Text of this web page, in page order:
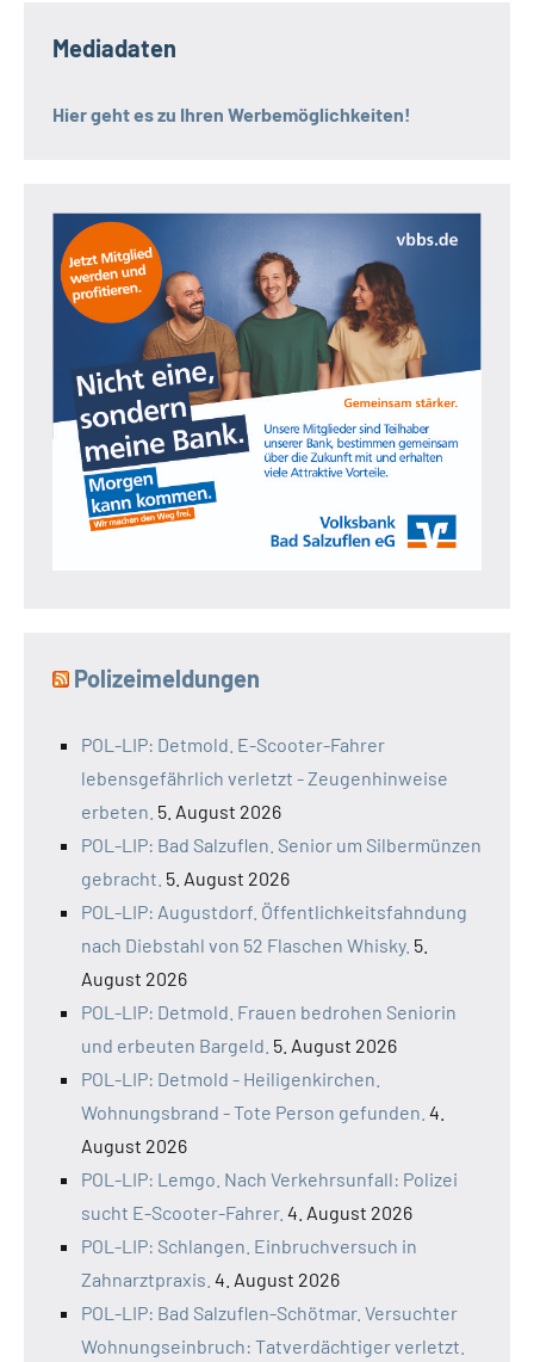
Mediadaten
Hier geht es zu Ihren Werbemöglichkeiten!
Polizeimeldungen
POL-LIP: Detmold. E-Scooter-Fahrer
lebensgefährlich verletzt - Zeugenhinweise
erbeten. 5. August 2026
POL-LIP: Bad Salzuflen. Senior um Silbermünzen
gebracht. 5. August 2026
POL-LIP: Augustdorf. Öffentlichkeitsfahndung
nach Diebstahl von 52 Flaschen Whisky. 5.
August 2026
POL-LIP: Detmold. Frauen bedrohen Seniorin
und erbeuten Bargeld. 5. August 2026
POL-LIP: Detmold - Heiligenkirchen.
Wohnungsbrand - Tote Person gefunden. 4.
August 2026
POL-LIP: Lemgo. Nach Verkehrsunfall: Polizei
sucht E-Scooter-Fahrer. 4. August 2026
POL-LIP: Schlangen. Einbruchversuch in
Zahnarztpraxis. 4. August 2026
POL-LIP: Bad Salzuflen-Schötmar. Versuchter
Wohnungseinbruch: Tatverdächtiger verletzt.